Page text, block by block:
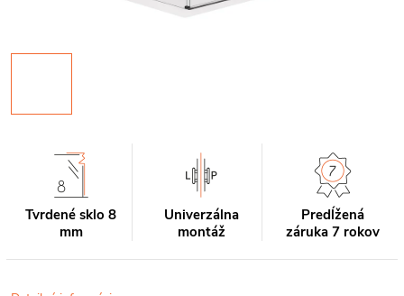
Tvrdené sklo 8
mm
Univerzálna
montáž
Predĺžená
záruka 7 rokov